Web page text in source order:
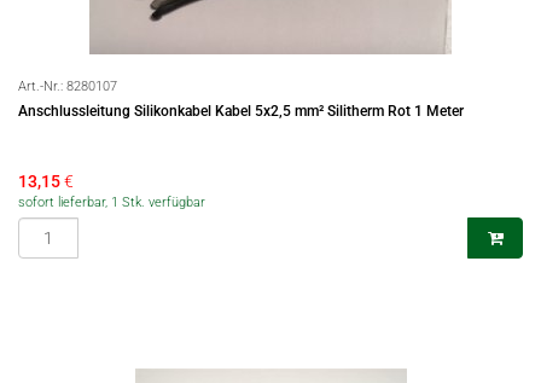
Art.-Nr.: 8280107
Anschlussleitung Silikonkabel Kabel 5x2,5 mm² Silitherm Rot 1 Meter
13,15€
sofort lieferbar, 1 Stk. verfügbar